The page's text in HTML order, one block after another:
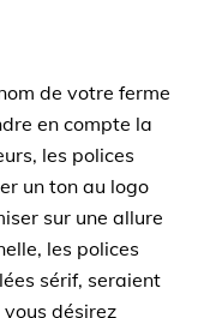
de votre ferme
en compte la
les polices
un ton au logo
sur une allure
les polices
sérif, seraient
désirez